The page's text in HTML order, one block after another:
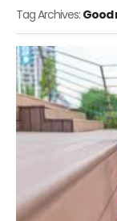
Tag Archives: